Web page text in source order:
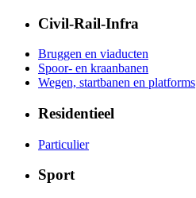
Civil-Rail-Infra
Bruggen en viaducten
Spoor- en kraanbanen
Wegen, startbanen en platforms
Residentieel
Particulier
Sport